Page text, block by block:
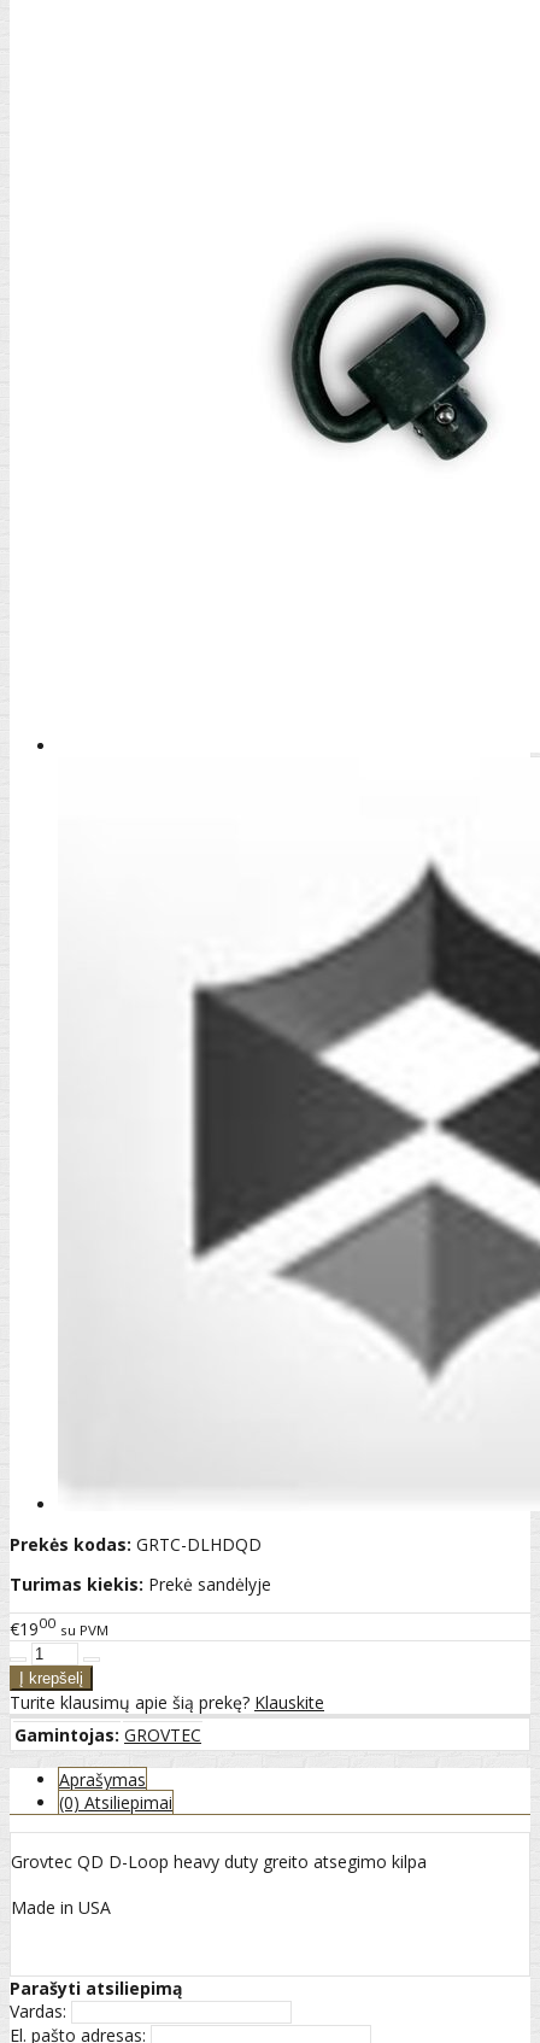
Prekės kodas: GRTC-DLHDQD
Turimas kiekis: Prekė sandėlyje
€1900 su PVM
Turite klausimų apie šią prekę? Klauskite
Gamintojas: GROVTEC
Aprašymas
(0) Atsiliepimai
Grovtec QD D-Loop heavy duty greito atsegimo kilpa
Made in USA
Parašyti atsiliepimą
Vardas:
El. pašto adresas: